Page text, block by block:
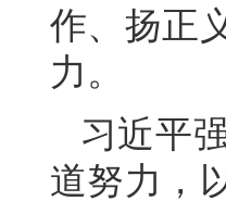
作、扬正
力。
习近平
道努力，